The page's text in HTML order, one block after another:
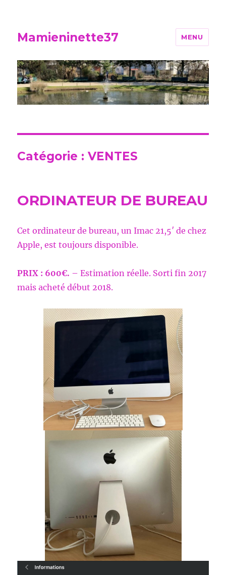
Mamieninette37 MENU
Catégorie :VENTES
ORDINATEUR DE BUREAU
Cet ordinateur de bureau, un Imac 21,5′ de chez
Apple, est toujours disponible.
PRIX : 600€. – Estimation réelle. Sorti fin 2017
mais acheté début 2018.